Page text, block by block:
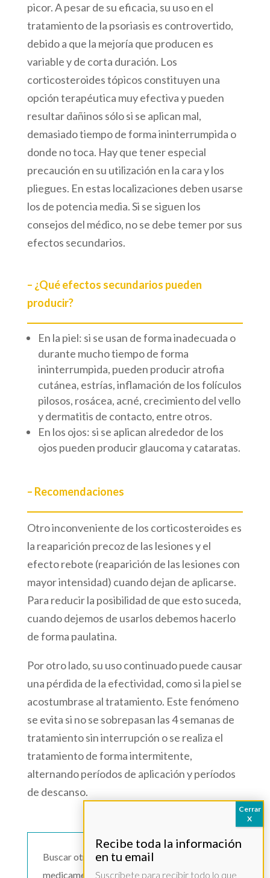
picor. A pesar de su eficacia, su uso en el
tratamiento de la psoriasis es controvertido,
debido a que la mejoría que producen es
variable y de corta duración. Los
corticosteroides tópicos constituyen una
opción terapéutica muy efectiva y pueden
resultar dañinos sólo si se aplican mal,
demasiado tiempo de forma ininterrumpida o
donde no toca. Hay que tener especial
precaución en su utilización en la cara y los
pliegues. En estas localizaciones deben usarse
los de potencia media. Si se siguen los
consejos del médico, no se debe temer por sus
efectos secundarios.
– ¿Qué efectos secundarios pueden
producir?
En la piel: si se usan de forma inadecuada o
durante mucho tiempo de forma
ininterrumpida, pueden producir atrofia
cutánea, estrías, inflamación de los folículos
pilosos, rosácea, acné, crecimiento del vello
y dermatitis de contacto, entre otros.
En los ojos: si se aplican alrededor de los
ojos pueden producir glaucoma y cataratas.
– Recomendaciones
Otro inconveniente de los corticosteroides es
la reaparición precoz de las lesiones y el
efecto rebote (reaparición de las lesiones con
mayor intensidad) cuando dejan de aplicarse.
Para reducir la posibilidad de que esto suceda,
cuando dejemos de usarlos debemos hacerlo
de forma paulatina.
Por otro lado, su uso continuado puede causar
una pérdida de la efectividad, como si la piel se
acostumbrase al tratamiento. Este fenómeno
se evita si no se sobrepasan las 4 semanas de
tratamiento sin interrupción o se realiza el
tratamiento de forma intermitente,
alternando períodos de aplicación y períodos
de descanso.
Buscar otro
medicamento >>Suscríbete para recibir todo lo que